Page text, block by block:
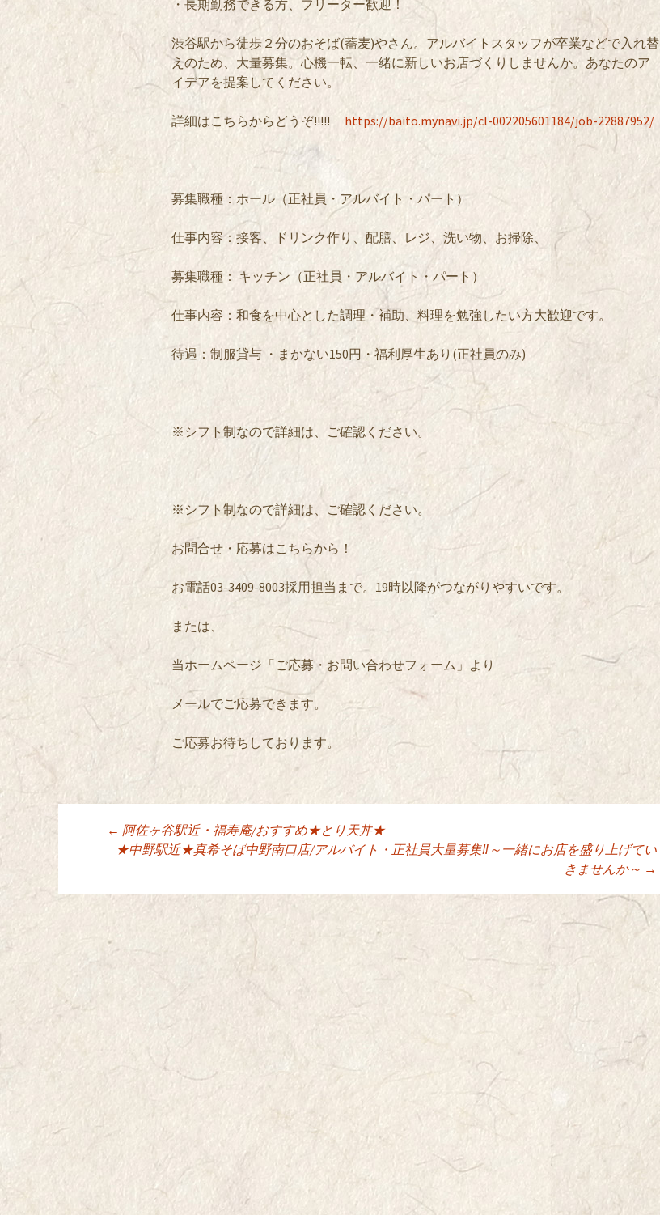
・長期勤務できる方、フリーター歓迎！
渋谷駅から徒歩２分のおそば(蕎麦)やさん。アルバイトスタッフが卒業などで入れ替
えのため、大量募集。心機一転、一緒に新しいお店づくりしませんか。あなたのア
イデアを提案してください。
詳細はこちらからどうぞ!!!!! https://baito.mynavi.jp/cl-002205601184/job-22887952/
募集職種：ホール（正社員・アルバイト・パート）
仕事内容：接客、ドリンク作り、配膳、レジ、洗い物、お掃除、
募集職種： キッチン（正社員・アルバイト・パート）
仕事内容：和食を中心とした調理・補助、料理を勉強したい方大歓迎です。
待遇：制服貸与 ・まかない150円・福利厚生あり(正社員のみ)
※シフト制なので詳細は、ご確認ください。
※シフト制なので詳細は、ご確認ください。
お問合せ・応募はこちらから！
お電話03-3409-8003採用担当まで。19時以降がつながりやすいです。
または、
当ホームページ「ご応募・お問い合わせフォーム」より
メールでご応募できます。
ご応募お待ちしております。
投稿ナビゲーション
← 阿佐ヶ谷駅近・福寿庵/おすすめ★とり天丼★
★中野駅近★真希そば中野南口店/アルバイト・正社員大量募集‼～一緒にお店を盛り上げてい
きませんか～ →